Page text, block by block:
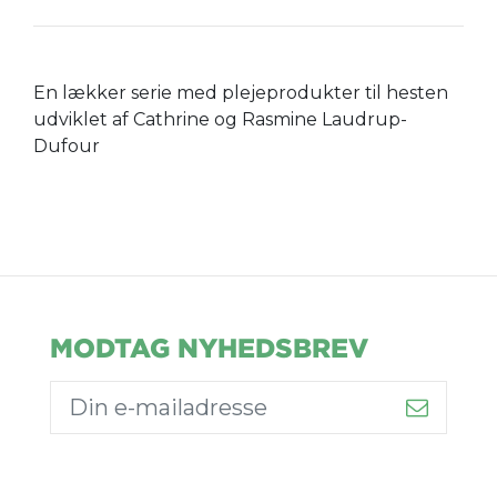
En lækker serie med plejeprodukter til hesten
udviklet af Cathrine og Rasmine Laudrup-
Dufour
MODTAG NYHEDSBREV